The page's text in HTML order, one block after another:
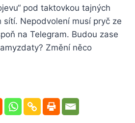
pod taktovkou tajných
sítí. Nepodvolení musí pryč ze
na Telegram. Budou zase
Změní něco